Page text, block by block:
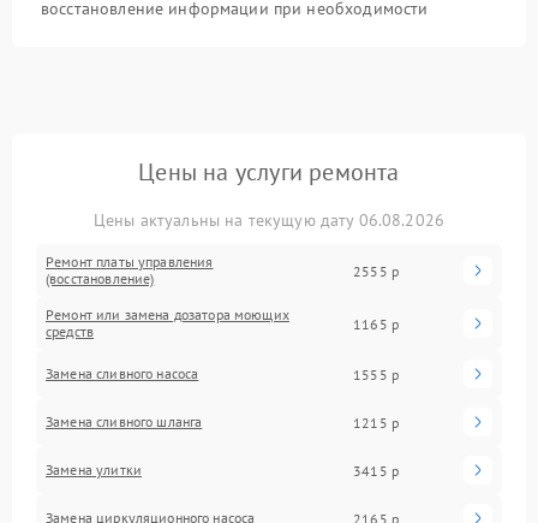
восстановление информации при необходимости
Цены на услуги ремонта
Цены актуальны на текущую дату 06.08.2026
Ремонт платы управления
(восстановление)
2555 р
Ремонт или замена дозатора моющих
средств
1165 р
Замена сливного насоса 1555 р
Замена сливного шланга 1215 р
Замена улитки 3415 р
Замена циркуляционного насоса 2165 р